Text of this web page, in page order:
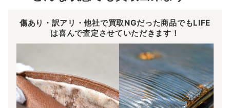
傷あり・訳アリ・他社で買取NGだった商品でもLIFE
は喜んで査定させていただきます！